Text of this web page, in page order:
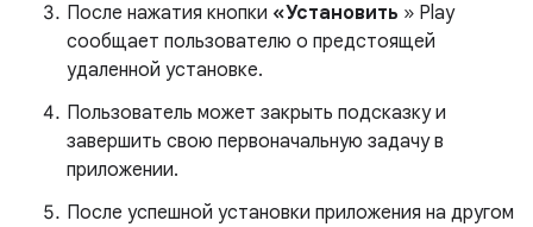
После нажатия кнопки «Установить » Play
сообщает пользователю о предстоящей
удаленной установке.
Пользователь может закрыть подсказку и
завершить свою первоначальную задачу в
приложении.
После успешной установки приложения на другом